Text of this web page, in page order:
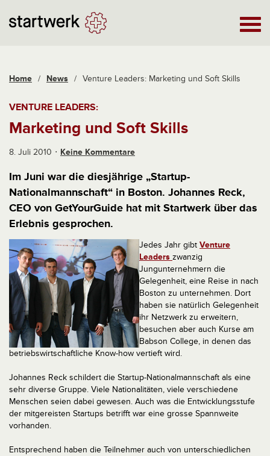
Home / News / Venture Leaders: Marketing und Soft Skills
VENTURE LEADERS:
Marketing und Soft Skills
8. Juli 2010 Keine Kommentare
Im Juni war die diesjährige „Startup-
Nationalmannschaft“ in Boston. Johannes Reck,
CEO von GetYourGuide hat mit Startwerk über das
Erlebnis gesprochen.
Jedes Jahr gibt Venture
Leaders zwanzig
Jungunternehmern die
Gelegenheit, eine Reise in nach
Boston zu unternehmen. Dort
haben sie natürlich Gelegenheit
ihr Netzwerk zu erweitern,
besuchen aber auch Kurse am
Babson College, in denen das
betriebswirtschaftliche Know-how vertieft wird.
Johannes Reck schildert die Startup-Nationalmannschaft als eine
sehr diverse Gruppe. Viele Nationalitäten, viele verschiedene
Menschen seien dabei gewesen. Auch was die Entwicklungsstufe
der mitgereisten Startups betrifft war eine grosse Spannweite
vorhanden.
Entsprechend haben die Teilnehmer auch von unterschiedlichen